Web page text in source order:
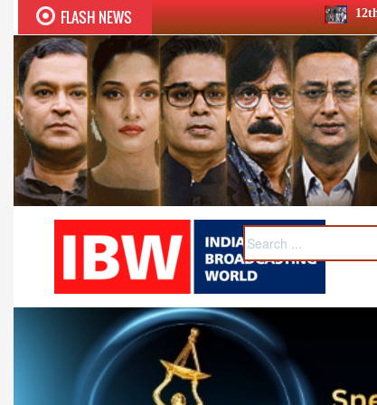
FLASH NEWS 12th BCS Ratna Award a roaring